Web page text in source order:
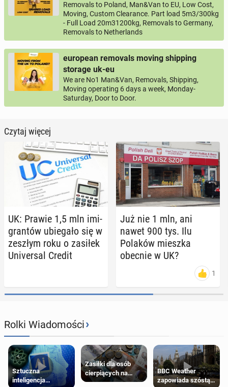
Removals to Poland, Man&Van to EU, Low Cost,
Moving, Custom Clearance. Part load 5m3/300kg
- Full Load 20m31200kg, Removals to Germany,
Removals to Netherlands
european removals moving shipping
storage uk-eu
We are No1 Man&Van, Removals, Shipping,
Moving operating 6 days a week, Monday-
Saturday, Door to Door.
Czytaj więcej
UK: Prawie 1,5 mln imi­
gran­tów ubie­ga­ło się w
zeszłym roku o zasiłek
Uni­ver­sal Credit
Już nie 1 mln, ani
nawet 900 tys. Ilu
Polaków mieszka
obecnie w UK?
1
Rolki Wiadomości›
Sztuczna
inteligencja
Zasiłki dla osób
cierpiących na
schorzenia
BBC Weather
zapowiada szóstą